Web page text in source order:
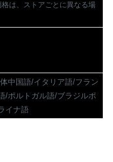
は、ストアごとに異なる場
中国語/イタリア語/フラン
/ポルトガル語/ブラジルポ
イナ語